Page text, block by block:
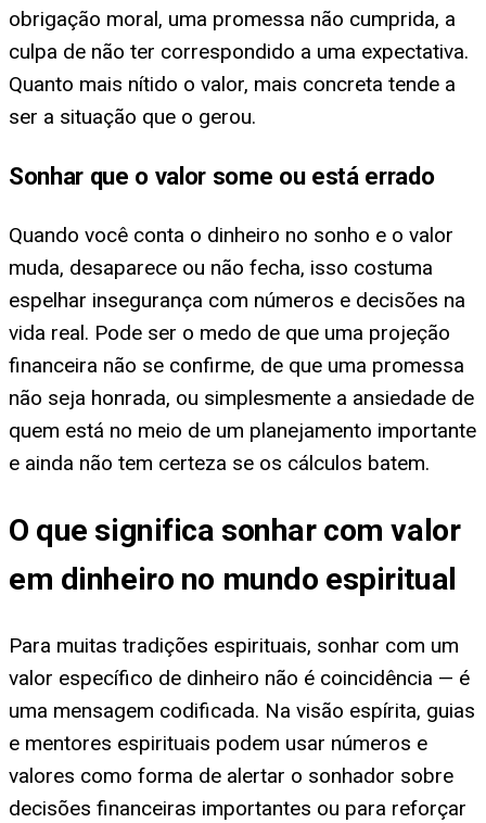
obrigação moral, uma promessa não cumprida, a
culpa de não ter correspondido a uma expectativa.
Quanto mais nítido o valor, mais concreta tende a
ser a situação que o gerou.
Sonhar que o valor some ou está errado
Quando você conta o dinheiro no sonho e o valor
muda, desaparece ou não fecha, isso costuma
espelhar insegurança com números e decisões na
vida real. Pode ser o medo de que uma projeção
financeira não se confirme, de que uma promessa
não seja honrada, ou simplesmente a ansiedade de
quem está no meio de um planejamento importante
e ainda não tem certeza se os cálculos batem.
O que significa sonhar com valor
em dinheiro no mundo espiritual
Para muitas tradições espirituais, sonhar com um
valor específico de dinheiro não é coincidência — é
uma mensagem codificada. Na visão espírita, guias
e mentores espirituais podem usar números e
valores como forma de alertar o sonhador sobre
decisões financeiras importantes ou para reforçar